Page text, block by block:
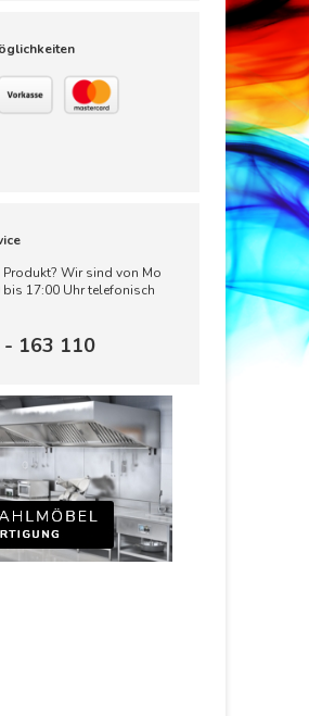
Produkt? Wir sind von Mo
bis 17:00 Uhr telefonisch
163 110